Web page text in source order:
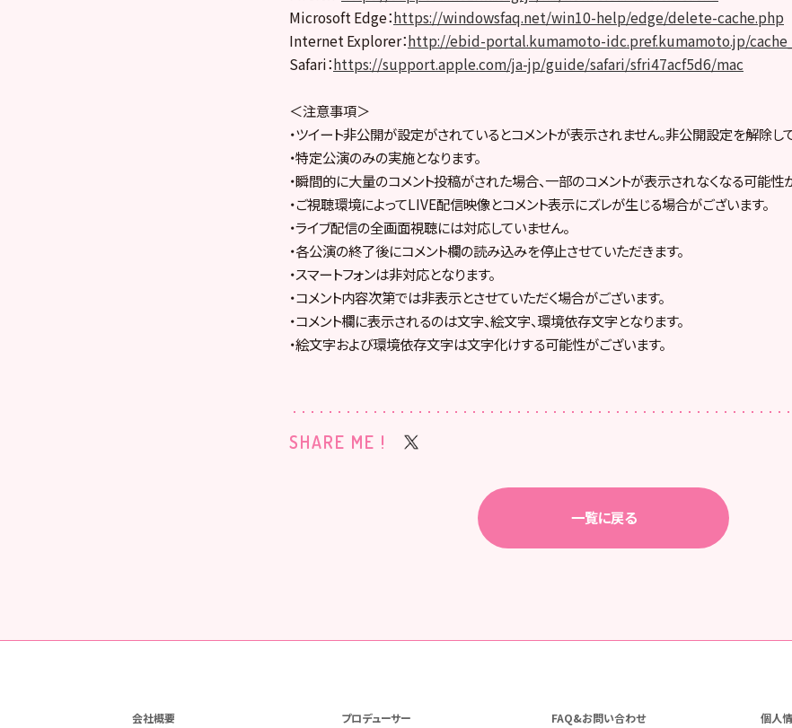
Microsoft Edge：https://windowsfaq.net/win10-help/edge/delete-cache.php
Internet Explorer：http://ebid-portal.kumamoto-idc.pref.kumamoto.jp/
Safari：https://support.apple.com/ja-jp/guide/safari/sfri47acf5d6/mac
＜注意事項＞
・ツイート非公開が設定がされているとコメントが表示されません。非公開設定を解除し
・特定公演のみの実施となります。
・瞬間的に大量のコメント投稿がされた場合、一部のコメントが表示されなくなる可能性
・ご視聴環境によってLIVE配信映像とコメント表示にズレが生じる場合がございます。
・ライブ配信の全画面視聴には対応していません。
・各公演の終了後にコメント欄の読み込みを停止させていただきます。
・スマートフォンは非対応となります。
・コメント内容次第では非表示とさせていただく場合がございます。
・コメント欄に表示されるのは文字、絵文字、環境依存文字となります。
・絵文字および環境依存文字は文字化けする可能性がございます。
SHARE ME !
一覧に戻る
会社概要 プロデューサー FAQ&お問い合わせ 個人